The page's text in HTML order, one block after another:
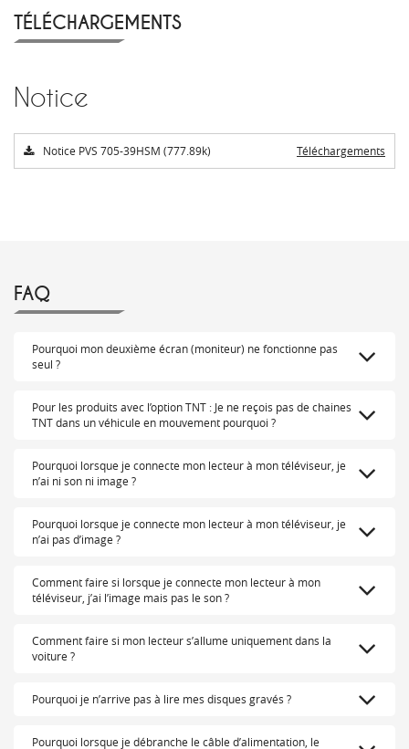
TÉLÉCHARGEMENTS
Notice
Notice PVS 705-39HSM (777.89k) Téléchargements
FAQ
Pourquoi mon deuxième écran (moniteur) ne fonctionne pas
seul ?
Pour les produits avec l’option TNT : Je ne reçois pas de chaines
TNT dans un véhicule en mouvement pourquoi ?
Pourquoi lorsque je connecte mon lecteur à mon téléviseur, je
n’ai ni son ni image ?
Pourquoi lorsque je connecte mon lecteur à mon téléviseur, je
n’ai pas d’image ?
Comment faire si lorsque je connecte mon lecteur à mon
téléviseur, j’ai l’image mais pas le son ?
Comment faire si mon lecteur s’allume uniquement dans la
voiture ?
Pourquoi je n’arrive pas à lire mes disques gravés ?
Pourquoi lorsque je débranche le câble d’alimentation, le